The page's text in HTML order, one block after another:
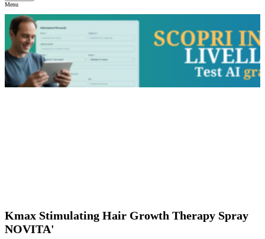
Menu
Kmax Stimulating Hair Growth Therapy Spray
NOVITA'